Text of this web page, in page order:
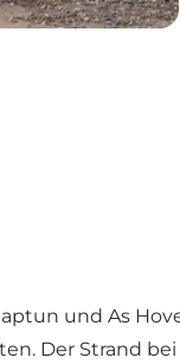
und As
Der Strand